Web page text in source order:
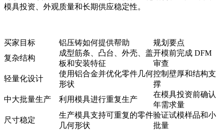
模具投资、外观质量和长期供应稳定性。
买家目标 铝压铸如何提供帮助
规划要点
复杂结构
成型筋条、凸台、外壳、盖
板和安装特征
开模前完成 DFM
审查
轻量化设计
使用铝合金并优化零件几何
形状
控制壁厚和结构支
撑
中大批量生产
利用模具进行重复生产
在模具投资前确认
年需求量
尺寸稳定
生产模具支持可重复的零件
几何形状
验证试模样品和小
批量